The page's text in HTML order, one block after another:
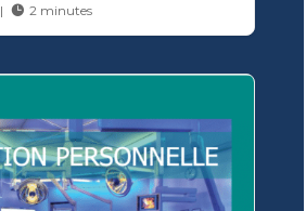
|  2 minutes